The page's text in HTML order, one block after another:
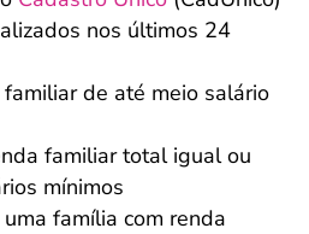
nos últimos 24
de até meio salário
familiar total igual ou
mínimos
família com renda